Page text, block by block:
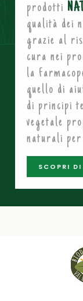
prodotti
qualità dei
grazie al
cura nei
la
quello di
di principi
vegetale
naturali per
SCOPRI DI